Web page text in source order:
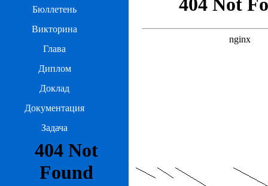
Бюллетень
Викторина
Глава
Диплом
Доклад
Документация
Задача